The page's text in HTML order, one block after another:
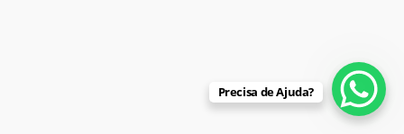
Precisa de Ajuda?